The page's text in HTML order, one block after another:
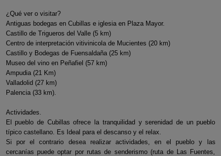
¿Qué ver o visitar?
Antiguas bodegas en Cubillas e iglesia en Plaza Mayor.
Castillo de Trigueros del Valle (5 km)
Centro de interpretación vitivinicola de Mucientes (20 km)
Castillo y Bodegas de Fuensaldaña (25 km)
Museo del vino en Peñafiel (57 km)
Ampudia (21 Km)
Valladolid (27 km)
Palencia (33 km).
Actividades.
El pueblo de Cubillas ofrece la tranquilidad y serenidad de un pueblo
típico castellano. Es Ideal para el descanso y el relax.
Si por el contrario desea realizar actividades, en el pueblo y las
cercanías puede optar por rutas de senderismo (ruta de Las Fuentes,